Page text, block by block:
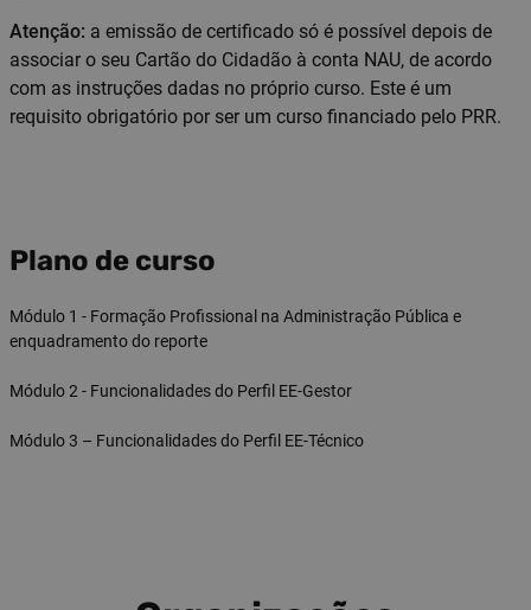
Atenção: a emissão de certificado só é possível depois de
associar o seu Cartão do Cidadão à conta NAU, de acordo
com as instruções dadas no próprio curso. Este é um
requisito obrigatório por ser um curso financiado pelo PRR.
Plano de curso
Módulo 1 - Formação Profissional na Administração Pública e
enquadramento do reporte
Módulo 2 - Funcionalidades do Perfil EE-Gestor
Módulo 3 – Funcionalidades do Perfil EE-Técnico